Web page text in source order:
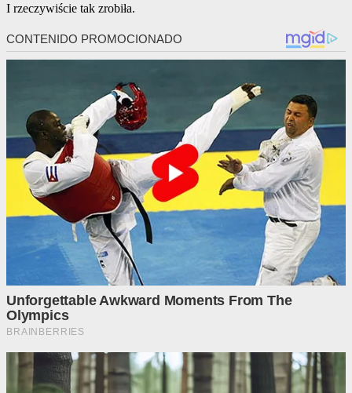
I rzeczywiście tak zrobiła.